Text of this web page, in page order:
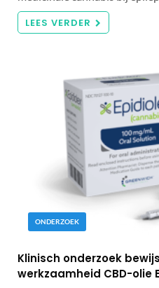
LEES VERDER
ONDERZOEK
Klinisch onderzoek
werkzaamheid CBD-olie